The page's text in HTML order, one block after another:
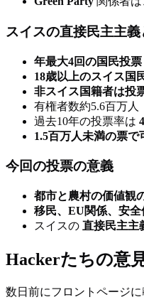
スイスの直接民主主
年最大4回の国民投票
18歳以上のスイス国
非スイス国籍者は投
有権者数約5.6百万人
過去10年の投票率は
1.5百万人未満の票で
今回の投票の意義
都市と農村の価値観
移民、EU関係、安
スイスの 直接民主主
Hackerたちの意
数日前にフロントページ